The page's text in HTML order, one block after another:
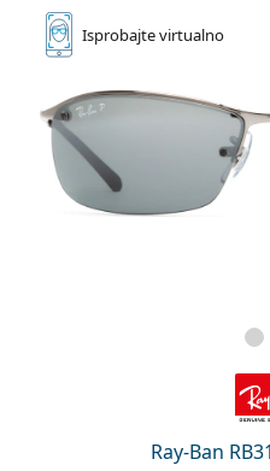
Isprobajtevirtualno
Ray-Ban